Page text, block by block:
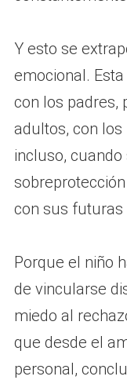
Y esto se
emocional.
con los padres,
adultos, con
incluso,
con sus futuras
Porque el niño
de vincularse
miedo al
que desde el
personal,